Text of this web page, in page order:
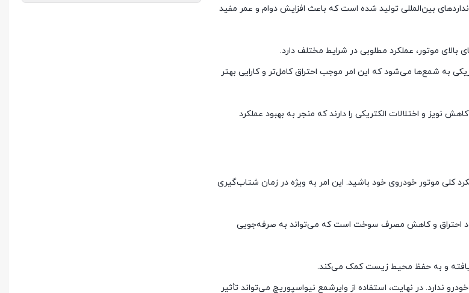
بین‌المللی تولید شده است که باعث افزایش دوام و عمر مفید
موتور، عملکرد مطلوبی در شرایط مختلف دارد.
به شمع‌ها می‌شود که این امر موجب احتراق کامل‌تر و کارایی بهتر
نویز و اختلالات الکتریکی را دارند که منجر به بهبود عملکرد
کلی موتور خودروی خود باشید. این امر به ویژه در زمان شتاب‌گیری
احتراق و کاهش مصرف سوخت است که می‌تواند به صرفه‌جویی
یافته و به حفظ محیط زیست کمک می‌کند.
ندارد. در نهایت، استفاده از وایرشمع نیواسپوریچ می‌تواند تأثیر